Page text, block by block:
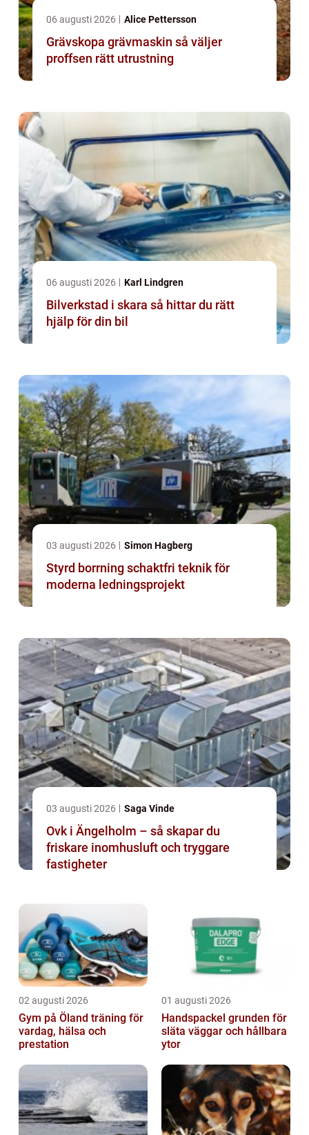
06 augusti 2026 Alice Pettersson
Grävskopa grävmaskin så väljer
proffsen rätt utrustning
06 augusti 2026 Karl Lindgren
Bilverkstad i skara så hittar du rätt
hjälp för din bil
03 augusti 2026 Simon Hagberg
Styrd borrning schaktfri teknik för
moderna ledningsprojekt
03 augusti 2026 Saga Vinde
Ovk i Ängelholm – så skapar du
friskare inomhusluft och tryggare
fastigheter
02 augusti 2026
Gym på Öland träning för
vardag, hälsa och
prestation
01 augusti 2026
Handspackel grunden för
släta väggar och hållbara
ytor